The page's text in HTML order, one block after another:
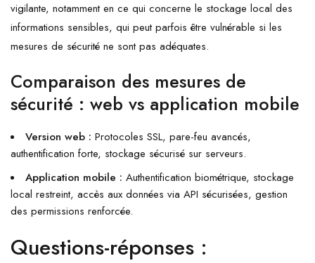
vigilante, notamment en ce qui concerne le stockage local des
informations sensibles, qui peut parfois être vulnérable si les
mesures de sécurité ne sont pas adéquates.
Comparaison des mesures de
sécurité : web vs application mobile
Version web : Protocoles SSL, pare-feu avancés,
authentification forte, stockage sécurisé sur serveurs.
Application mobile : Authentification biométrique, stockage
local restreint, accès aux données via API sécurisées, gestion
des permissions renforcée.
Questions-réponses :